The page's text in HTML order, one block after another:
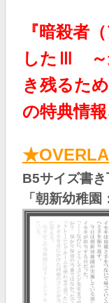
『暗殺者
したⅢ ～
き残るた
の特典情報
★
B5サイズ書
「朝新幼稚